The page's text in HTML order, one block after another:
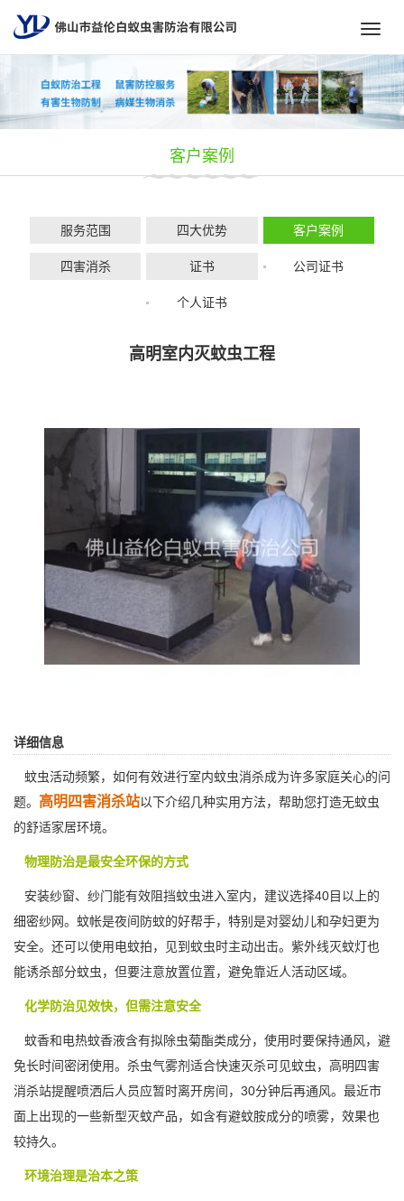
客户案例
服务范围 四大优势 客户案例
四害消杀 证书 公司证书
个人证书
高明室内灭蚊虫工程
详细信息
蚊虫活动频繁，如何有效进行室内蚊虫消杀成为许多家庭关心的问
题。 高明四害消杀站以下介绍几种实用方法，帮助您打造无蚊虫
的舒适家居环境。
物理防治是最安全环保的方式
安装纱窗、纱门能有效阻挡蚊虫进入室内，建议选择40目以上的
细密纱网。蚊帐是夜间防蚊的好帮手，特别是对婴幼儿和孕妇更为
安全。还可以使用电蚊拍，
见到蚊虫 时主动出击。紫外线灭蚊灯也
能诱杀部分蚊虫，但要注意放置位置，避免靠近人活动区域。
化学防治见效快，但需注意安全
蚊香和电热蚊香液含有拟除虫菊酯类成分，使用时要保持通风，避
免长时间密闭使用。杀虫气雾剂适合快速灭杀可见蚊虫，高明四害
消杀站提醒喷洒后人员应暂时离开房间，30分钟后再通风。最近市
面上出现的一些新型灭蚊产品，如含有避蚊胺成分的喷雾，效果也
较持久。
环境治理是治本之策